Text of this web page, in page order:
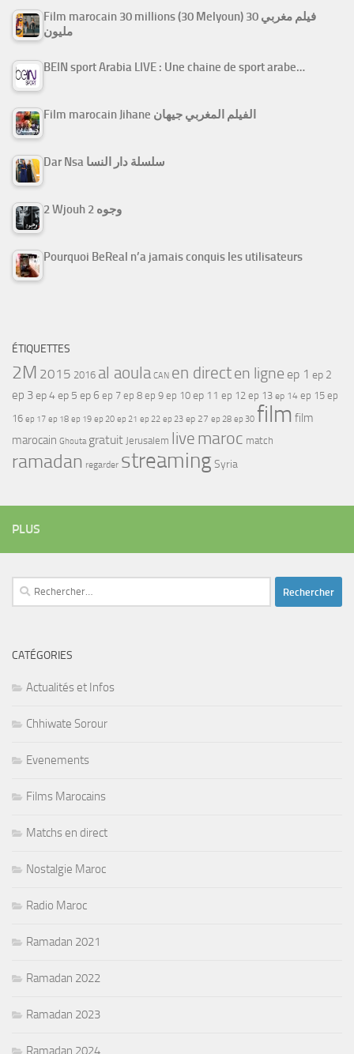
Film marocain 30 millions (30 Melyoun) فيلم مغربي 30
مليون
BEIN sport Arabia LIVE : Une chaine de sport arabe…
Film marocain Jihane الفيلم المغربي جيهان
Dar Nsa سلسلة دار النسا
2 Wjouh 2 وجوه
Pourquoi BeReal n’a jamais conquis les utilisateurs
ÉTIQUETTES
2M 2015 2016 al aoula CAN en directen ligne ep 1 ep 2
ep 3ep 4ep 5 ep 6 ep 7 ep 8 ep 9 ep 10 ep 11 ep 12 ep 13 ep 14 ep 15 ep
16 ep 17 ep 18 ep 19 ep 20 ep 21 ep 22 ep 23 ep 27 ep 28 ep 30 film film
marocain Ghouta gratuit Jerusalem live maroc match
ramadan regarder streamingSyria
PLUS
Rechercher :
CATÉGORIES
Actualités et Infos
Chhiwate Sorour
Evenements
Films Marocains
Matchs en direct
Nostalgie Maroc
Radio Maroc
Ramadan 2021
Ramadan 2022
Ramadan 2023
Ramadan 2024